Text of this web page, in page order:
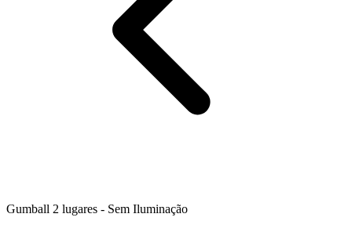
Gumball 2 lugares - Sem Iluminação